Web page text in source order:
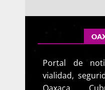
Portal de
vialidad,